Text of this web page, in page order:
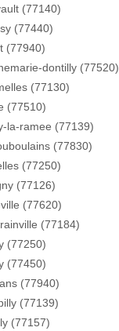
(77140)
(77440)
(77940)
dontilly (77520)
(77130)
(77510)
la-ramee (77139)
(77830)
(77250)
(77126)
(77620)
(77184)
(77250)
(77450)
(77940)
(77139)
(77157)